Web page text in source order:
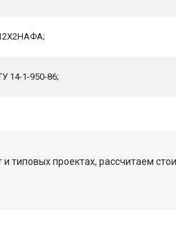
14-1-950-86;
типовых проектах, рассчитаем